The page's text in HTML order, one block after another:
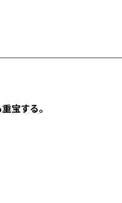
宝する。